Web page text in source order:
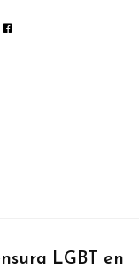
LGBT en